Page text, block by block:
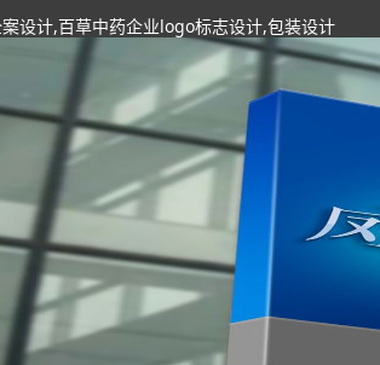
设计,百草中药企业logo标志设计,包装设计